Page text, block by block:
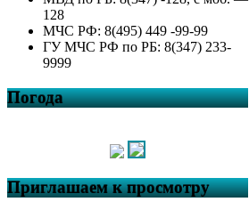
128
МЧС РФ: 8(495) 449 -99-99
ГУ МЧС РФ по РБ: 8(347) 233-
9999
Погода
Приглашаем к просмотру